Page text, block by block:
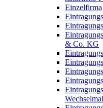
Einzelfirma
& Co. KG